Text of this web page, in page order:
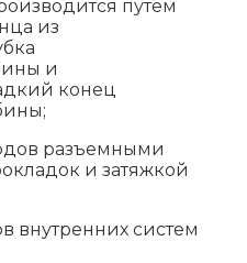
путем
из
и
конец
разъемными
и затяжкой
внутренних систем